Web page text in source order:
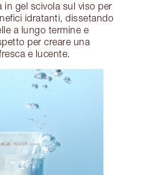
in gel scivola sul viso per
idratanti, dissetando
a lungo termine e
per creare una
e lucente.